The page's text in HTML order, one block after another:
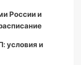
России и
условия и